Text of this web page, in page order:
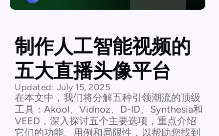
制作人工智能视频的
五大直播头像平台
Updated: July 15, 2025
在本文中，我们将分解五种引领潮流的顶级
工具：Akool、Vidnoz、D-ID、Synthesia和
VEED，深入探讨五个主要选项，重点介绍
它们的功能、用例和局限性，以帮助您找到